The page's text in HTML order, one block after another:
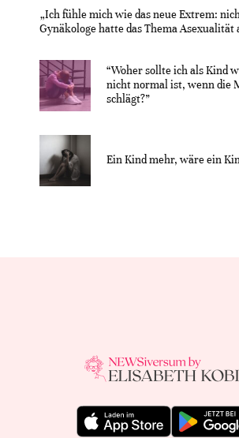
„Ich fühle mich wie das neue Extrem:
Gynäkologe hatte das Thema Asexualität
“Woher sollte ich als Kind
nicht normal ist, wenn die
schlägt?”
Ein Kind mehr, wäre ein